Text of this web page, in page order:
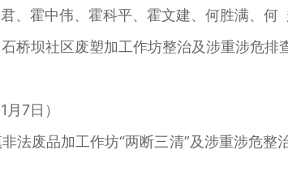
霍中伟、霍科平、霍文建、何胜满、何
桥坝社区废塑加工作坊整治及涉重涉危排
7日）
法废品加工作坊“两断三清”及涉重涉危